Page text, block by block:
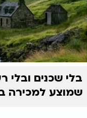
בלי שכנים
שמוצע למכירה